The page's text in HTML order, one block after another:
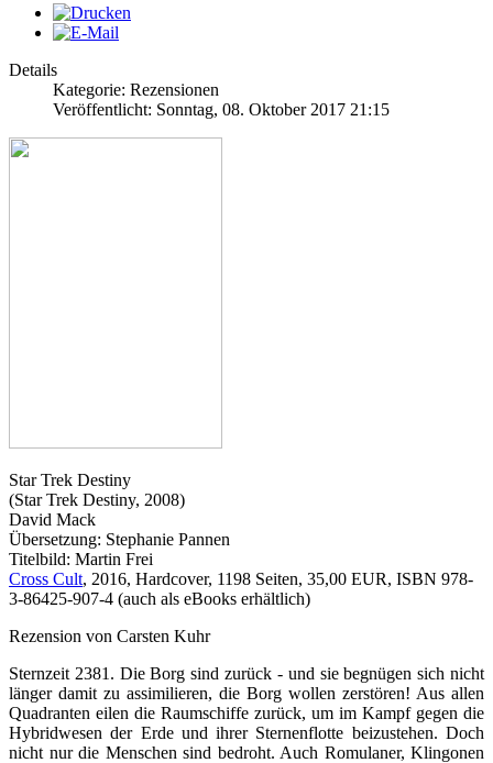
Details
Kategorie: Rezensionen
Veröffentlicht: Sonntag, 08. Oktober 2017 21:15
Star Trek Destiny
(Star Trek Destiny, 2008)
David Mack
Übersetzung: Stephanie Pannen
Titelbild: Martin Frei
Cross Cult, 2016, Hardcover, 1198 Seiten, 35,00 EUR, ISBN 978-
3-86425-907-4 (auch als eBooks erhältlich)
Rezension von Carsten Kuhr
Sternzeit 2381. Die Borg sind zurück - und sie begnügen sich nicht
länger damit zu assimilieren, die Borg wollen zerstören! Aus allen
Quadranten eilen die Raumschiffe zurück, um im Kampf gegen die
Hybridwesen der Erde und ihrer Sternenflotte beizustehen. Doch
nicht nur die Menschen sind bedroht. Auch Romulaner, Klingonen